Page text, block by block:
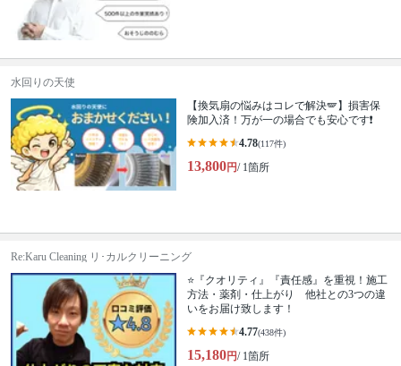
水回りの天使
【換気扇の悩みはコレで解決🪽】損害保
険加入済！万が一の場合でも安心です❗️
4.78(117件)
13,800円/ 1箇所
Re:Karu Cleaning リ･カルクリーニング
⭐『クオリティ』『責任感』を重視！施工
方法・薬剤・仕上がり 他社との3つの違
いをお届け致します！
4.77(438件)
15,180円/ 1箇所